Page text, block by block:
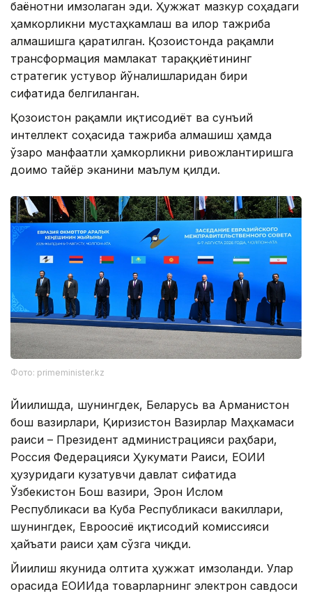
баёнотни имзолаган эди. Ҳужжат мазкур соҳадаги
ҳамкорликни мустаҳкамлаш ва илғор тажриба
алмашишга қаратилган. Қозоғистонда рақамли
трансформация мамлакат тараққиётининг
стратегик устувор йўналишларидан бири
сифатида белгиланган.
Қозоғистон рақамли иқтисодиёт ва сунъий
интеллект соҳасида тажриба алмашиш ҳамда
ўзаро манфаатли ҳамкорликни ривожлантиришга
доимо тайёр эканини маълум қилди.
Фото: primeminister.kz
Йиғилишда, шунингдек, Беларусь ва Арманистон
бош вазирлари, Қирғизистон Вазирлар Маҳкамаси
раиси – Президент администрацияси раҳбари,
Россия Федерацияси Ҳукумати Раиси, ЕОИИ
ҳузуридаги кузатувчи давлат сифатида
Ўзбекистон Бош вазири, Эрон Ислом
Республикаси ва Куба Республикаси вакиллари,
шунингдек, Евроосиё иқтисодий комиссияси
ҳайъати раиси ҳам сўзга чиқди.
Йиғилиш якунида олтита ҳужжат имзоланди. Улар
орасида ЕОИИда товарларнинг электрон савдоси